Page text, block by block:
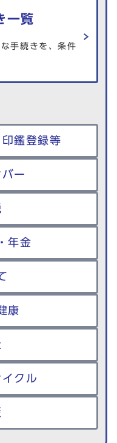
一覧
手続きを、条件
鑑登録等
ー
年金
康
クル